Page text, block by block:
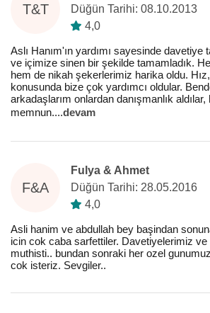
T&T
Düğün Tarihi: 08.10.2013
4,0
Aslı Hanım'ın yardımı sayesinde davetiye
ve içimize sinen bir şekilde tamamladık.
hem de nikah şekerlerimiz harika oldu.
konusunda bize çok yardımcı oldular.
arkadaşlarım onlardan danışmanlık
memnun....devam
F&A
Fulya & Ahmet
Düğün Tarihi: 28.05.2016
4,0
Asli hanim ve abdullah bey başindan
icin cok caba sarfettiler. Davetiyelerimiz
muthisti.. bundan sonraki her ozel
cok isteriz. Sevgiler..